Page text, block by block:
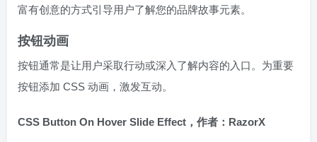
富有创意的方式引导用户了解您的品牌故事元素。
按钮动画
按钮通常是让用户采取行动或深入了解内容的入口。为重要
按钮添加 CSS 动画，激发互动。
CSS Button On Hover Slide Effect，作者：RazorX